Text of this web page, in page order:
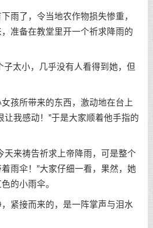
了，令当地农作物损失惨重，
准备在教堂里开一个祈求降雨的
太小，几乎没有人看得到她，但
所带来的东西，激动地在台上
让我感动！”于是大家顺着他手指的
来祷告祈求上帝降雨，可是整个
雨伞！”大家仔细一看，果然，她
的小雨伞。
接而来的，是一阵掌声与泪水